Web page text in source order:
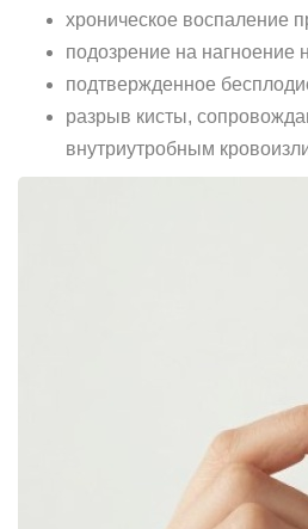
хроническое воспаление
подозрение на нагноение
подтвержденное
разрыв кисты,
внутриутробным